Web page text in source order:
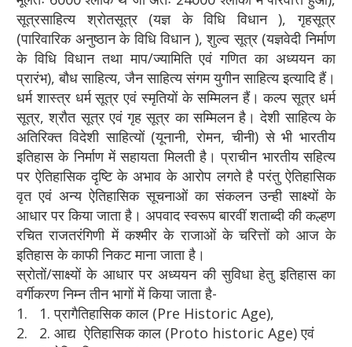
सूत्रसाहित्य श्रोतसूत्र (यज्ञ के विधि विधान ), गृहसूत्र
(पारिवारिक अनुष्ठान के विधि विधान ), शुल्व सूत्र (यज्ञवेदी निर्माण
के विधि विधान तथा माप/ज्यामिति एवं गणित का अध्ययन का
प्रारंभ), बौध साहित्य, जैन साहित्य संगम युगीन साहित्य इत्यादि हैं।
धर्म शास्त्र धर्म सूत्र एवं स्मृतियों के सम्मिलन हैं। कल्प सूत्र धर्म
सूत्र, श्रौत सूत्र एवं गृह सूत्र का सम्मिलन है। देशी साहित्य के
अतिरिक्त विदेशी साहित्यों (यूनानी, रोमन, चीनी) से भी भारतीय
इतिहास के निर्माण में सहायता मिलती है। प्राचीन भारतीय सहित्य
पर ऐतिहासिक दृष्टि के अभाव के आरोप लगते है परंतु ऐतिहासिक
वृत एवं अन्य ऐतिहासिक सूचनाओं का संकलन उन्ही साक्ष्यों के
आधार पर किया जाता है। अपवाद स्वरूप बारवीं शताब्दी की कल्हण
रचित राजतरंगिणी में कश्मीर के राजाओं के चरित्तों को आज के
इतिहास के काफी निकट माना जाता है।
स्रोतों/साक्ष्यों के आधार पर अध्ययन की सुविधा हेतु इतिहास का
वर्गीकरण निम्न तीन भागों में किया जाता है-
1. 1.प्रागैतिहासिक काल (Pre Historic Age),
2. 2. आद्य ऐतिहासिक काल (Proto historic Age) एवं